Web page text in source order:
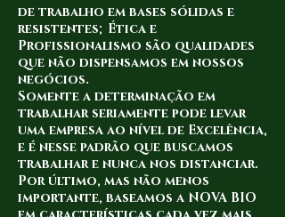
de trabalho em bases sólidas e
resistentes; Ética e
Profissionalismo são qualidades
que não dispensamos em nossos
negócios.
Somente a determinação em
trabalhar seriamente pode levar
uma empresa ao nível de Excelência,
e é nesse padrão que buscamos
trabalhar e nunca nos distanciar.
Por último, mas não menos
importante, baseamos a NOVA BIO